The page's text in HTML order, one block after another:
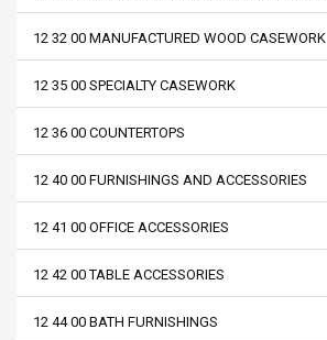
12 32 00 MANUFACTURED WOOD CASEWORK
12 35 00 SPECIALTY CASEWORK
12 36 00 COUNTERTOPS
12 40 00 FURNISHINGS AND ACCESSORIES
12 41 00 OFFICE ACCESSORIES
12 42 00 TABLE ACCESSORIES
12 44 00 BATH FURNISHINGS